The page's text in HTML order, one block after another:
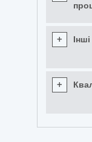
+ Інші
+